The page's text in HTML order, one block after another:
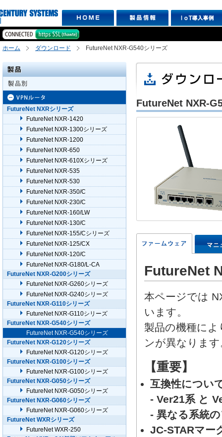
ホーム ダウンロード FutureNet NXR-G540シリーズ
FutureNet NXR-
FutureNet
本ページでは
います。
製品の機種に
ンが異なります
【重要】
互換性につい
- Ver21系 と
- 異なる系統
JC-STARマー
FutureNet NXRシリーズ
FutureNet NXR-1420
FutureNet NXR-1300シリーズ
FutureNet NXR-1200
FutureNet NXR-650
FutureNet NXR-610Xシリーズ
FutureNet NXR-535
FutureNet NXR-530
FutureNet NXR-350/C
FutureNet NXR-230/C
FutureNet NXR-160/LW
FutureNet NXR-130/C
FutureNet NXR-155/Cシリーズ
FutureNet NXR-125/CX
FutureNet NXR-120/C
FutureNet NXR-G180/L-CA
FutureNet NXR-G200シリーズ
FutureNet NXR-G260シリーズ
FutureNet NXR-G240シリーズ
FutureNet NXR-G110シリーズ
FutureNet NXR-G110シリーズ
FutureNet NXR-G540シリーズ
FutureNet NXR-G540シリーズ
FutureNet NXR-G120シリーズ
FutureNet NXR-G120シリーズ
FutureNet NXR-G100シリーズ
FutureNet NXR-G100シリーズ
FutureNet NXR-G050シリーズ
FutureNet NXR-G050シリーズ
FutureNet NXR-G060シリーズ
FutureNet NXR-G060シリーズ
FutureNet WXRシリーズ
FutureNet WXR-250